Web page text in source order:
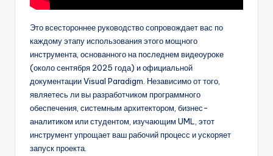
Это всестороннее руководство сопровождает вас по
каждому этапу использования этого мощного
инструмента, основанного на последнем видеоуроке
(около сентября 2025 года) и официальной
документации Visual Paradigm. Независимо от того,
являетесь ли вы разработчиком программного
обеспечения, системным архитектором, бизнес-
аналитиком или студентом, изучающим UML, этот
инструмент упрощает ваш рабочий процесс и ускоряет
запуск проекта.